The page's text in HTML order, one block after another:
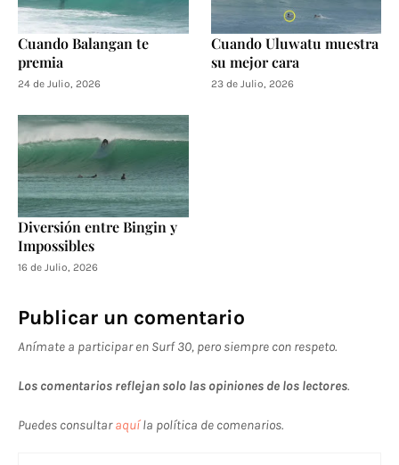
Cuando Balangan te
premia
24 de Julio, 2026
Cuando Uluwatu muestra
su mejor cara
23 de Julio, 2026
Diversión entre Bingin y
Impossibles
16 de Julio, 2026
Publicar un comentario
Anímate a participar en Surf 30, pero siempre con respeto.
Los comentarios reflejan solo las opiniones de los lectores.
Puedes consultaraquíla política de comenarios.